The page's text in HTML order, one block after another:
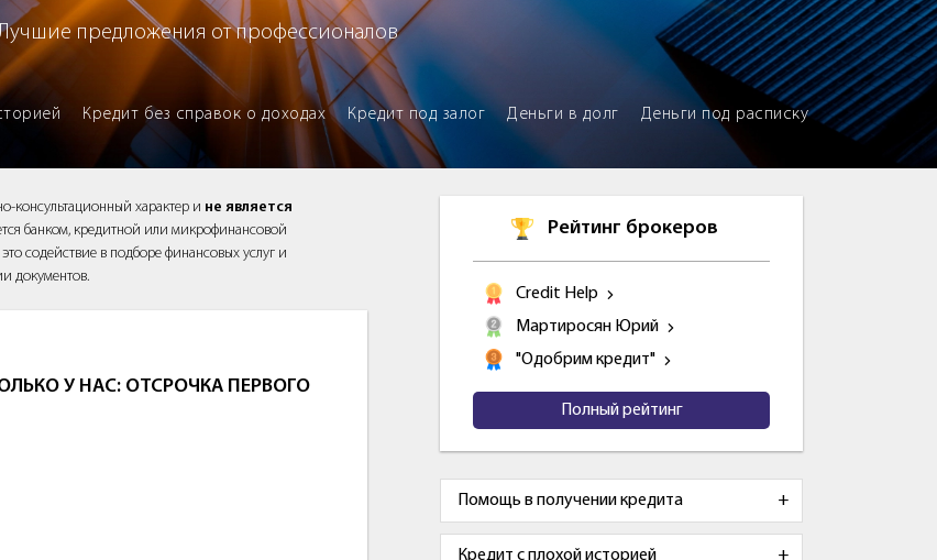
предложения от профессионалов
Кредит без справок о доходах Кредит под залог Деньги в долг Деньги под расписку
консультационный характер и не является
банком, кредитной или микрофинансовой
содействие в подборе финансовых услуг и
документов.
У НАС: ОТСРОЧКА ПЕРВОГО
Рейтинг брокеров
Credit Help
Мартиросян Юрий
"Одобрим кредит"
Полный рейтинг
Помощь в получении кредита
Кредит с плохой историей